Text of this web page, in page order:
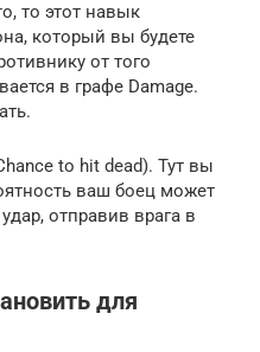
то этот навык
который вы будете
от того
в графе Damage.
to hit dead). Тут вы
ваш боец может
отправив врага в
для